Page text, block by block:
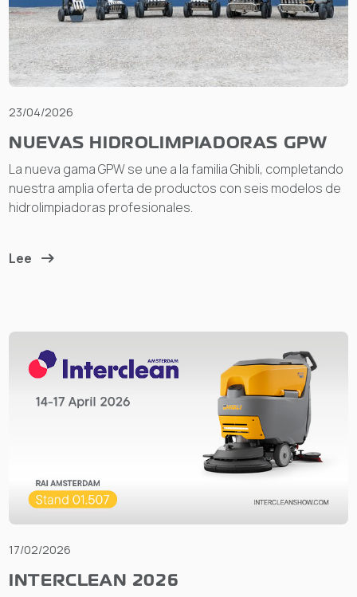
23/04/2026
NUEVAS HIDROLIMPIADORAS GPW
La nueva gama GPW se une a la familia Ghibli, completando
nuestra amplia oferta de productos con seis modelos de
hidrolimpiadoras profesionales.
Lee
17/02/2026
INTERCLEAN 2026